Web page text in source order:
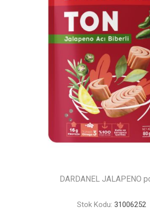
DARDANEL JALAPENO
Stok Kodu: 31006252